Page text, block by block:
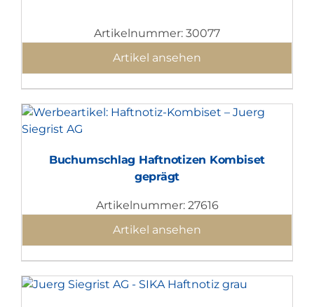
Artikelnummer: 30077
Artikel ansehen
Buchumschlag Haftnotizen Kombiset
geprägt
Artikelnummer: 27616
Artikel ansehen